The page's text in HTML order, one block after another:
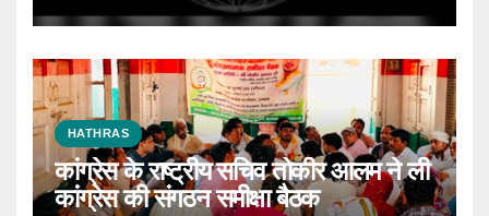
HATHRAS
कांग्रेस के राष्ट्रीय सचिव तोकीर आलम ने ली
कांग्रेस की संगठन समीक्षा बैठक